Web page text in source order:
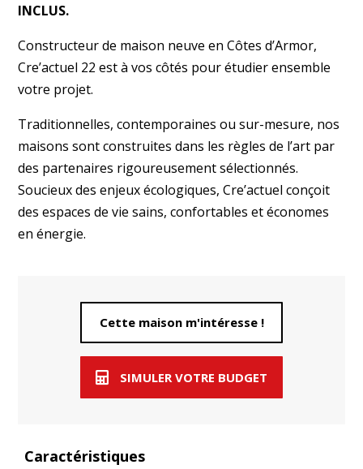
INCLUS.
Constructeur de maison neuve en Côtes d’Armor,
Cre’actuel 22 est à vos côtés pour étudier ensemble
votre projet.
Traditionnelles, contemporaines ou sur-mesure, nos
maisons sont construites dans les règles de l’art par
des partenaires rigoureusement sélectionnés.
Soucieux des enjeux écologiques, Cre’actuel conçoit
des espaces de vie sains, confortables et économes
en énergie.
Cette maison m'intéresse !
SIMULER VOTRE BUDGET
Caractéristiques